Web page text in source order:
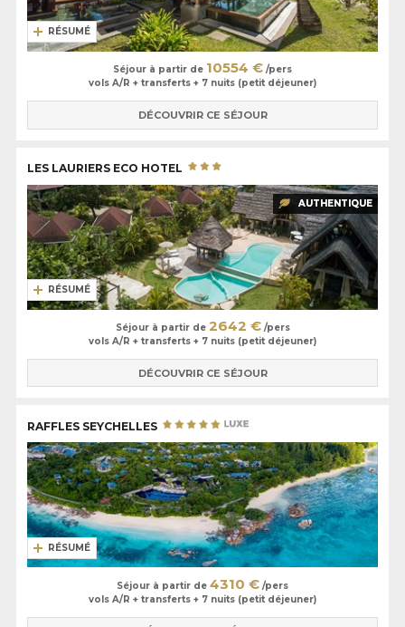
RÉSUMÉ
Séjour à partir de 10554 € /pers
vols A/R + transferts + 7 nuits (petit déjeuner)
DÉCOUVRIR CE SÉJOUR
LES LAURIERS ECO HOTEL
AUTHENTIQUE
RÉSUMÉ
Séjour à partir de 2642 €/pers
vols A/R + transferts + 7 nuits (petit déjeuner)
DÉCOUVRIR CE SÉJOUR
RAFFLES SEYCHELLES
RÉSUMÉ
Séjour à partir de 4310 € /pers
vols A/R + transferts + 7 nuits (petit déjeuner)